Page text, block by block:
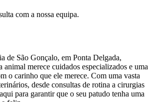
com a nossa equipa.
de São Gonçalo, em Ponta Delgada,
animal merece cuidados especializados e uma
o carinho que ele merece. Com uma vasta
desde consultas de rotina a cirurgias
para garantir que o seu patudo tenha uma